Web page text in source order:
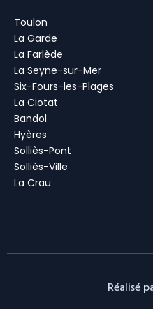
Toulon
La Garde
La Farlède
La Seyne-sur-Mer
Six-Fours-les-Plages
La Ciotat
Bandol
Hyères
Solliès-Pont
Solliès-Ville
La Crau
Réalisé